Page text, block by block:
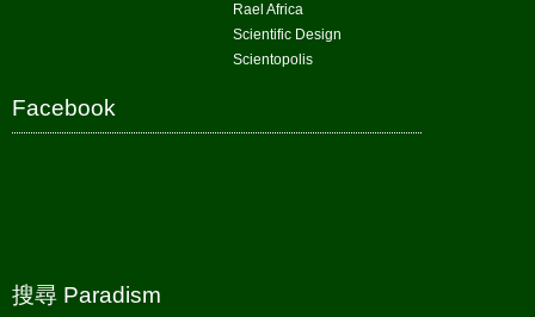
Rael Africa
Scientific Design
Scientopolis
Facebook
搜尋 Paradism